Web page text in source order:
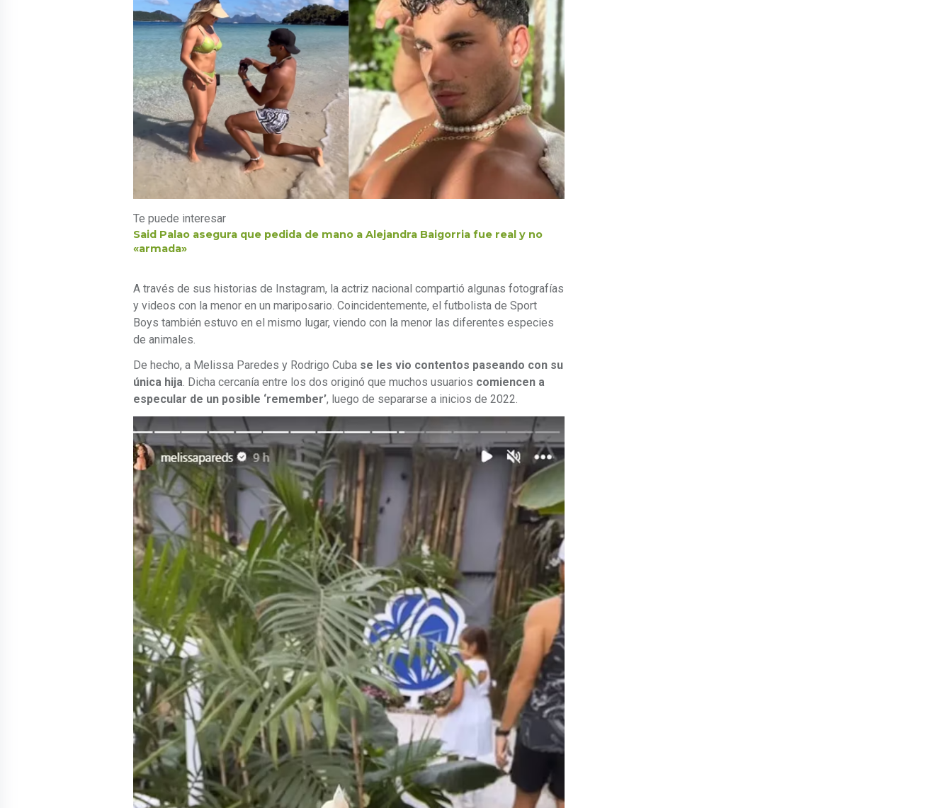
Te puede interesar
Said Palao asegura que pedida de mano a Alejandra Baigorria fue real y no
«armada»
A través de sus historias de Instagram, la actriz nacional compartió algunas fotografías
y videos con la menor en un mariposario. Coincidentemente, el futbolista de Sport
Boys también estuvo en el mismo lugar, viendo con la menor las diferentes especies
de animales.
De hecho, a Melissa Paredes y Rodrigo Cuba se les vio contentos paseando con su
única hija. Dicha cercanía entre los dos originó que muchos usuarios comiencen a
especular de un posible ‘remember’, luego de separarse a inicios de 2022.